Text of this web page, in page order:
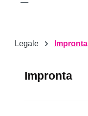
Legale Impronta
Impronta